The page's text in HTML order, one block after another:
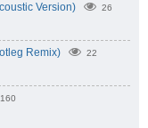
Version) 26
Remix) 22
160